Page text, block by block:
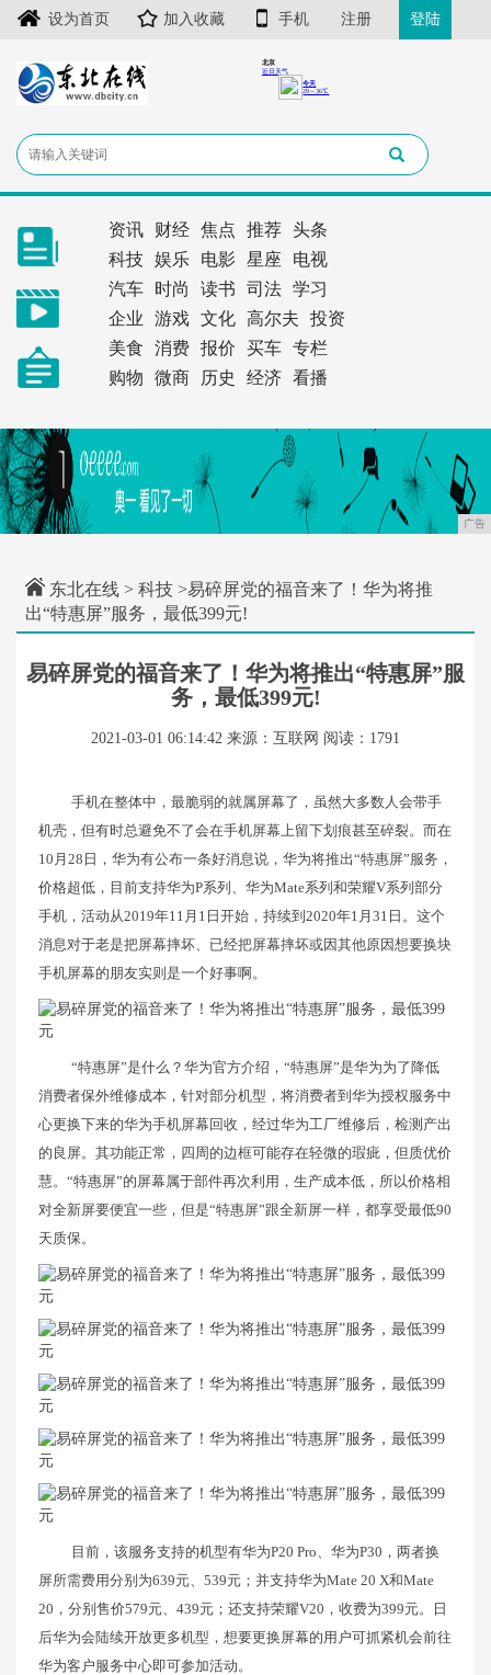
设为首页 加入收藏 手机 注册 登陆
资讯 财经 焦点 推荐
头条
科技
娱乐 电影 星座
电视
汽车
时尚 读书 司法
学习
企业
游戏 文化 高尔夫
投资
美食
消费 报价 买车
专栏
购物
微商 历史 经济 看播
广告
东北在线 > 科技 >易碎屏党的福音来了！华为将推
出“特惠屏”服务，最低399元!
易碎屏党的福音来了！华为将推出“特惠屏”服
务，最低399元!
2021-03-01 06:14:42 来源：互联网 阅读：1791
手机在整体中，最脆弱的就属屏幕了，虽然大多数人会带手
机壳，但有时总避免不了会在手机屏幕上留下划痕甚至碎裂。而在
10月28日，华为有公布一条好消息说，华为将推出“特惠屏”服务，
价格超低，目前支持华为P系列、华为Mate系列和荣耀V系列部分
手机，活动从2019年11月1日开始，持续到2020年1月31日。这个
消息对于老是把屏幕摔坏、已经把屏幕摔坏或因其他原因想要换块
手机屏幕的朋友实则是一个好事啊。
“特惠屏”是什么？华为官方介绍，“特惠屏”是华为为了降低
消费者保外维修成本，针对部分机型，将消费者到华为授权服务中
心更换下来的华为手机屏幕回收，经过华为工厂维修后，检测产出
的良屏。其功能正常，四周的边框可能存在轻微的瑕疵，但质优价
慧。“特惠屏”的屏幕属于部件再次利用，生产成本低，所以价格相
对全新屏要便宜一些，但是“特惠屏”跟全新屏一样，都享受最低90
天质保。
目前，该服务支持的机型有华为P20 Pro、华为P30，两者换
屏所需费用分别为639元、539元；并支持华为Mate 20 X和Mate
20，分别售价579元、439元；还支持荣耀V20，收费为399元。日
后华为会陆续开放更多机型，想要更换屏幕的用户可抓紧机会前往
华为客户服务中心即可参加活动。